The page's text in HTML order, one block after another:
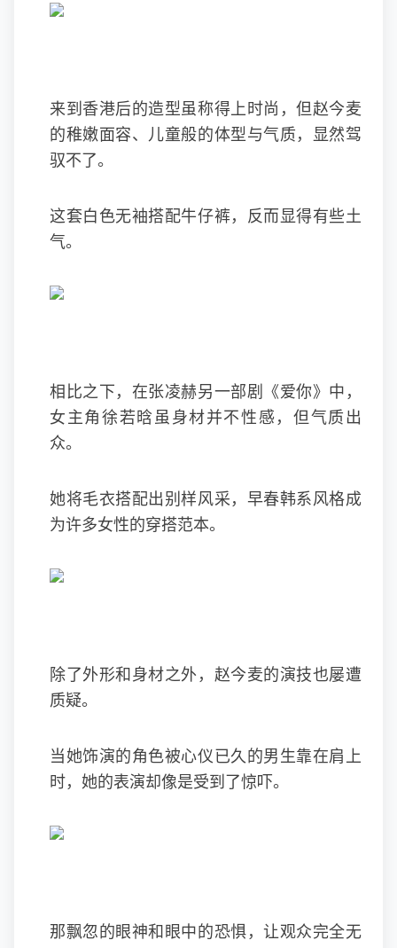
来到香港后的造型虽称得上时尚，但赵今麦
的稚嫩面容、儿童般的体型与气质，显然驾
驭不了。
这套白色无袖搭配牛仔裤，反而显得有些土
气。
相比之下，在张凌赫另一部剧《爱你》中，
女主角徐若晗虽身材并不性感，但气质出
众。
她将毛衣搭配出别样风采，早春韩系风格成
为许多女性的穿搭范本。
除了外形和身材之外，赵今麦的演技也屡遭
质疑。
当她饰演的角色被心仪已久的男生靠在肩上
时，她的表演却像是受到了惊吓。
那飘忽的眼神和眼中的恐惧，让观众完全无